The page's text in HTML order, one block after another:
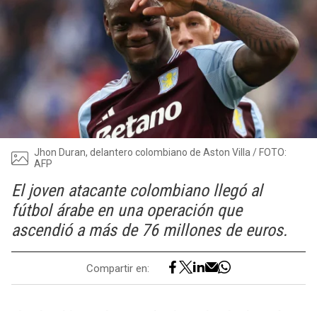
Jhon Duran, delantero colombiano de Aston Villa / FOTO:
AFP
El joven atacante colombiano llegó al
fútbol árabe en una operación que
ascendió a más de 76 millones de euros.
Compartir en: